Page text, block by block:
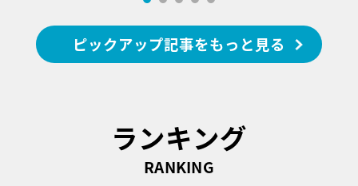
ピックアップ記事をもっと見る
ランキング
RANKING